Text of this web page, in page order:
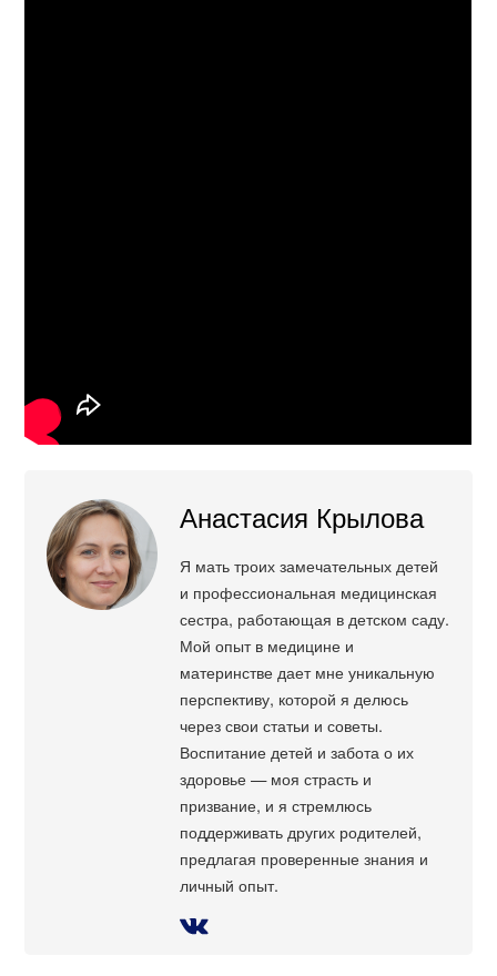
Анастасия Крылова
Я мать троих замечательных детей
и профессиональная медицинская
сестра, работающая в детском саду.
Мой опыт в медицине и
материнстве дает мне уникальную
перспективу, которой я делюсь
через свои статьи и советы.
Воспитание детей и забота о их
здоровье — моя страсть и
призвание, и я стремлюсь
поддерживать других родителей,
предлагая проверенные знания и
личный опыт.